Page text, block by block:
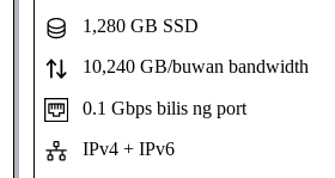
1,280 GB SSD
10,240 GB/buwan bandwidth
0.1 Gbps bilis ng port
IPv4 + IPv6